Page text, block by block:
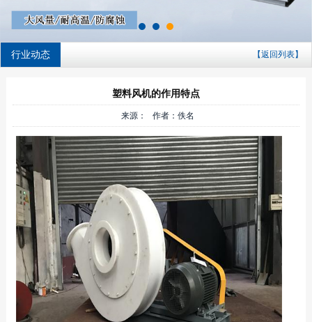
行业动态 【返回列表】
塑料风机的作用特点
来源： 作者：佚名